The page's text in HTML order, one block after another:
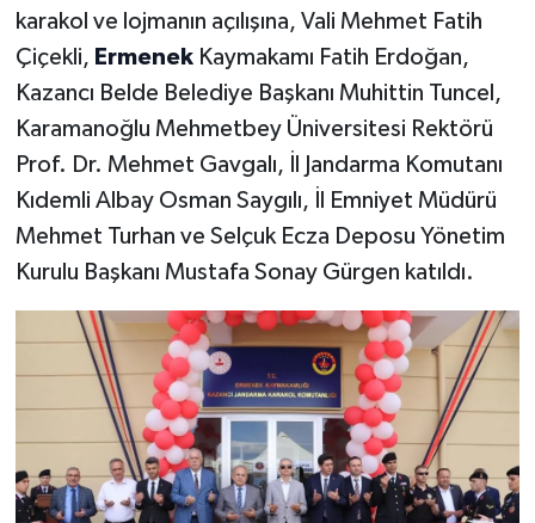
karakol ve lojmanın açılışına, Vali Mehmet Fatih
Çiçekli, Ermenek Kaymakamı Fatih Erdoğan,
Kazancı Belde Belediye Başkanı Muhittin Tuncel,
Karamanoğlu Mehmetbey Üniversitesi Rektörü
Prof. Dr. Mehmet Gavgalı, İl Jandarma Komutanı
Kıdemli Albay Osman Saygılı, İl Emniyet Müdürü
Mehmet Turhan ve Selçuk Ecza Deposu Yönetim
Kurulu Başkanı Mustafa Sonay Gürgen katıldı.